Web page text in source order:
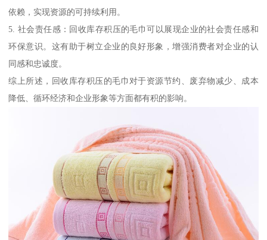
依赖，实现资源的可持续利用。
5. 社会责任感：回收库存积压的毛巾可以展现企业的社会责任感和
环保意识。这有助于树立企业的良好形象，增强消费者对企业的认
同感和忠诚度。
综上所述，回收库存积压的毛巾对于资源节约、废弃物减少、成本
降低、循环经济和企业形象等方面都有积的影响。